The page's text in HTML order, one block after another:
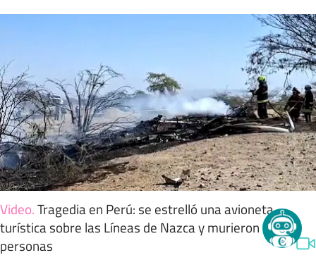
Video.Tragedia en Perú: se estrelló una avioneta
turística sobre las Líneas de Nazca y murieron 13
personas